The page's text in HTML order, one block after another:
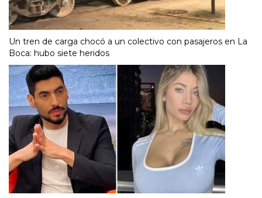
Un tren de carga chocó a un colectivo con pasajeros en La
Boca: hubo siete heridos